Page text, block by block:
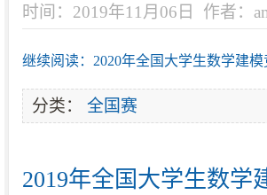
时间：2019年11月06日 作者：
继续阅读：2020年全国大学生数学建
分类： 全国赛
2019年全国大学生数学